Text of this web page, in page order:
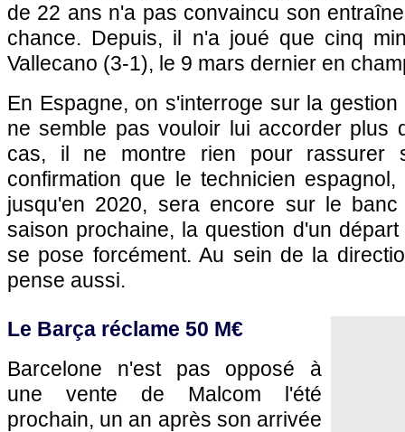
de 22 ans n'a pas convaincu son
chance. Depuis, il n'a joué que cinq
Vallecano (3-1), le 9 mars dernier en
En Espagne, on s'interroge sur la
ne semble pas vouloir lui accorder plus
cas, il ne montre rien pour rassurer
confirmation que le technicien
jusqu'en 2020, sera encore sur le
saison prochaine, la question d'un
se pose forcément. Au sein de la
pense aussi.
Le Barça réclame 50 M€
Barcelone n'est pas opposé à
une vente de Malcom l'été
prochain, un an après son arrivée